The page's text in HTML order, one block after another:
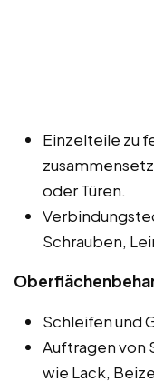
Einzelteile zu
oder Türen.
Schrauben,
Schleifen und
Auftragen von
wie Lack,